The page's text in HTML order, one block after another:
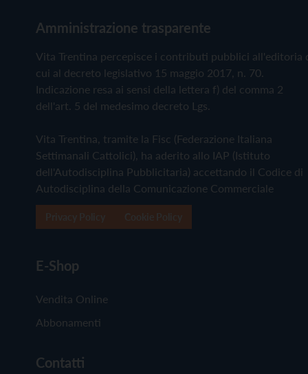
Amministrazione trasparente
Vita Trentina percepisce i contributi pubblici all'editoria
cui al decreto legislativo 15 maggio 2017, n. 70.
Indicazione resa ai sensi della lettera f) del comma 2
dell'art. 5 del medesimo decreto Lgs.
Vita Trentina, tramite la Fisc (Federazione Italiana
Settimanali Cattolici), ha aderito allo IAP (Istituto
dell'Autodisciplina Pubblicitaria) accettando il Codice di
Autodisciplina della Comunicazione Commerciale
E-Shop
Vendita Online
Abbonamenti
Contatti